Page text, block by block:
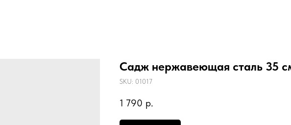
Садж нержавеющая сталь 35
SKU: 01017
1 790 р.